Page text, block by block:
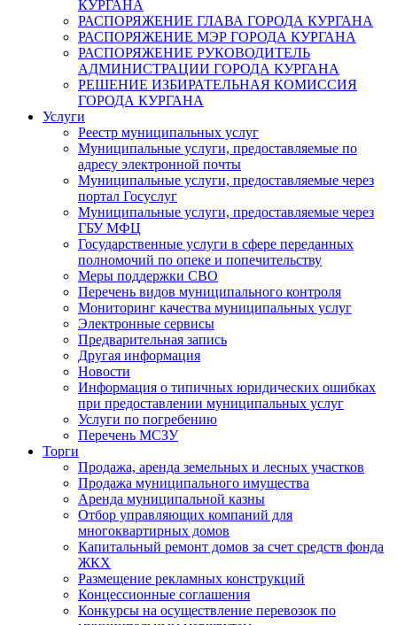
КУРГАНА
РАСПОРЯЖЕНИЕ ГЛАВА ГОРОДА КУРГАНА
РАСПОРЯЖЕНИЕ МЭР ГОРОДА КУРГАНА
РАСПОРЯЖЕНИЕ РУКОВОДИТЕЛЬ
АДМИНИСТРАЦИИ ГОРОДА КУРГАНА
РЕШЕНИЕ ИЗБИРАТЕЛЬНАЯ КОМИССИЯ
ГОРОДА КУРГАНА
Услуги
Реестр муниципальных услуг
Муниципальные услуги, предоставляемые по
адресу электронной почты
Муниципальные услуги, предоставляемые через
портал Госуслуг
Муниципальные услуги, предоставляемые через
ГБУ МФЦ
Государственные услуги в сфере переданных
полномочий по опеке и попечительству
Меры поддержки СВО
Перечень видов муниципального контроля
Мониторинг качества муниципальных услуг
Электронные сервисы
Предварительная запись
Другая информация
Новости
Информация о типичных юридических ошибках
при предоставлении муниципальных услуг
Услуги по погребению
Перечень МСЗУ
Торги
Продажа, аренда земельных и лесных участков
Продажа муниципального имущества
Аренда муниципальной казны
Отбор управляющих компаний для
многоквартирных домов
Капитальный ремонт домов за счет средств фонда
ЖКХ
Размещение рекламных конструкций
Концессионные соглашения
Конкурсы на осуществление перевозок по